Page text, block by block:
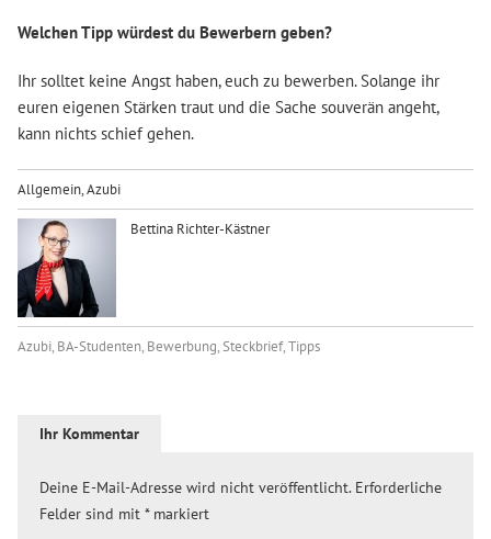
Welchen Tipp würdest du Bewerbern geben?
Ihr solltet keine Angst haben, euch zu bewerben. Solange ihr
euren eigenen Stärken traut und die Sache souverän angeht,
kann nichts schief gehen.
Allgemein,Azubi
Bettina Richter-Kästner
Azubi, BA-Studenten, Bewerbung,Steckbrief,Tipps
Ihr Kommentar
Deine E-Mail-Adresse wird nicht veröffentlicht. Erforderliche
Felder sind mit *markiert